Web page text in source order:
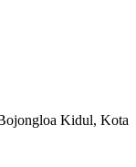
Kidul, Kota